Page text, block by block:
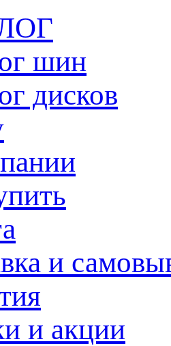
шин
дисков
и
и акции